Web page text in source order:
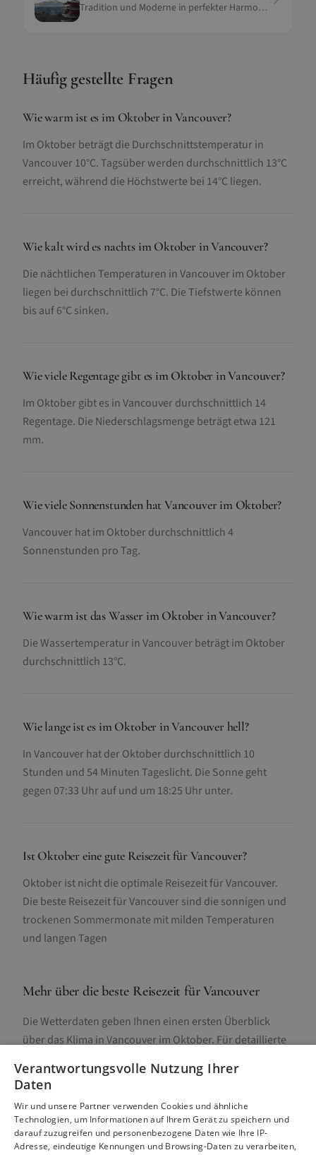
Tradition und Moderne in perfekter Harmonie
Häufig gestellte Fragen
Wie warm ist es im Oktober in Vancouver?
Im Oktober beträgt die Durchschnittstemperatur in
Vancouver 10°C. Tagsüber werden durchschnittlich 13°C
erreicht, während die Höchstwerte bei 14°C liegen.
Wie kalt wird es nachts im Oktober in Vancouver?
Die nächtlichen Temperaturen in Vancouver im Oktober
liegen bei durchschnittlich 7°C. Die Tiefstwerte können
bis auf 6°C sinken.
Wie viele Regentage gibt es im Oktober in Vancouver?
Im Oktober gibt es in Vancouver durchschnittlich 14
Regentage. Die Niederschlagsmenge beträgt etwa 121
mm.
Wie viele Sonnenstunden hat Vancouver im Oktober?
Vancouver hat im Oktober durchschnittlich 4
Sonnenstunden pro Tag.
Wie warm ist das Wasser im Oktober in Vancouver?
Die Wassertemperatur in Vancouver beträgt im Oktober
durchschnittlich 13°C.
Wie lange ist es im Oktober in Vancouver hell?
In Vancouver hat der Oktober durchschnittlich 10
Stunden und 54 Minuten Tageslicht. Die Sonne geht
gegen 07:33 Uhr auf und um 18:25 Uhr unter.
Ist Oktober eine gute Reisezeit für Vancouver?
Oktober ist nicht die optimale Reisezeit für Vancouver.
Die beste Reisezeit für Vancouver sind die sonnigen und
trockenen Sommermonate mit milden Temperaturen
und langen Tagen
Mehr über die beste Reisezeit fürVancouver
Die Wetterdaten geben Ihnen einen ersten Überblick
über das Klima inVancouverim Oktober. Für detaillierte
Unterschieden, Aktivitäten und Reisetipps besuchen Sie
Verantwortungsvolle Nutzung Ihrer
Daten
Wir und unsere Partner verwenden Cookies und ähnliche
Technologien, um Informationen auf Ihrem Gerät zu speichern und
darauf zuzugreifen und personenbezogene Daten wie Ihre IP-
Adresse, eindeutige Kennungen und Browsing-Daten zu verarbeiten,